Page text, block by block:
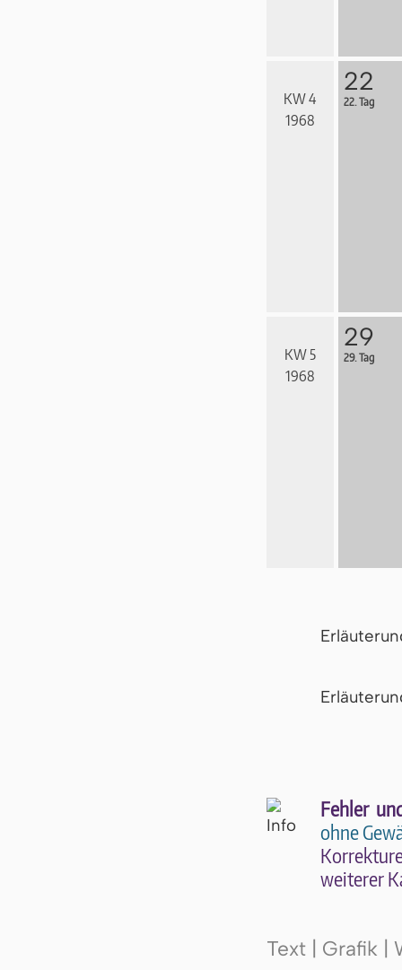
KW 4
1968
22
22. Tag
KW 5
1968
29
29. Tag
Fehler
ohne
wei­te­rer
Text | Grafik |